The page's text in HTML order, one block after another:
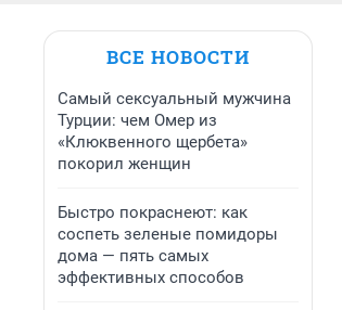
ВСЕ НОВОСТИ
Самый сексуальный мужчина
Турции: чем Омер из
«Клюквенного щербета»
покорил женщин
Быстро покраснеют: как
соспеть зеленые помидоры
дома — пять самых
эффективных способов